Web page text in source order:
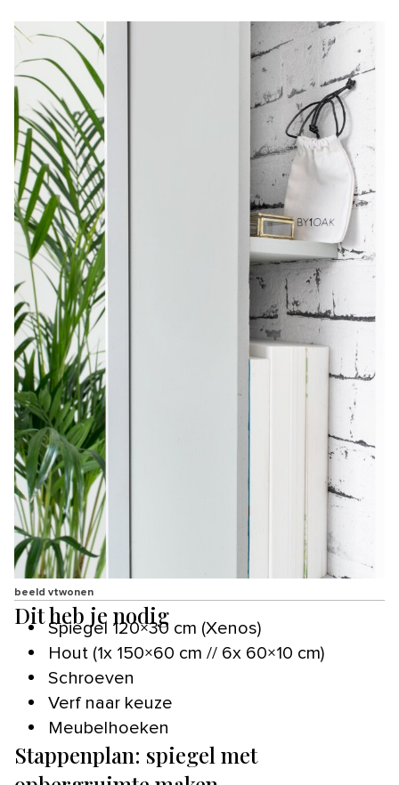
beeld vtwonen
Dit heb je nodig
Spiegel 120×30 cm (Xenos)
Hout (1x 150×60 cm // 6x 60×10 cm)
Schroeven
Verf naar keuze
Meubelhoeken
Stappenplan: spiegel met